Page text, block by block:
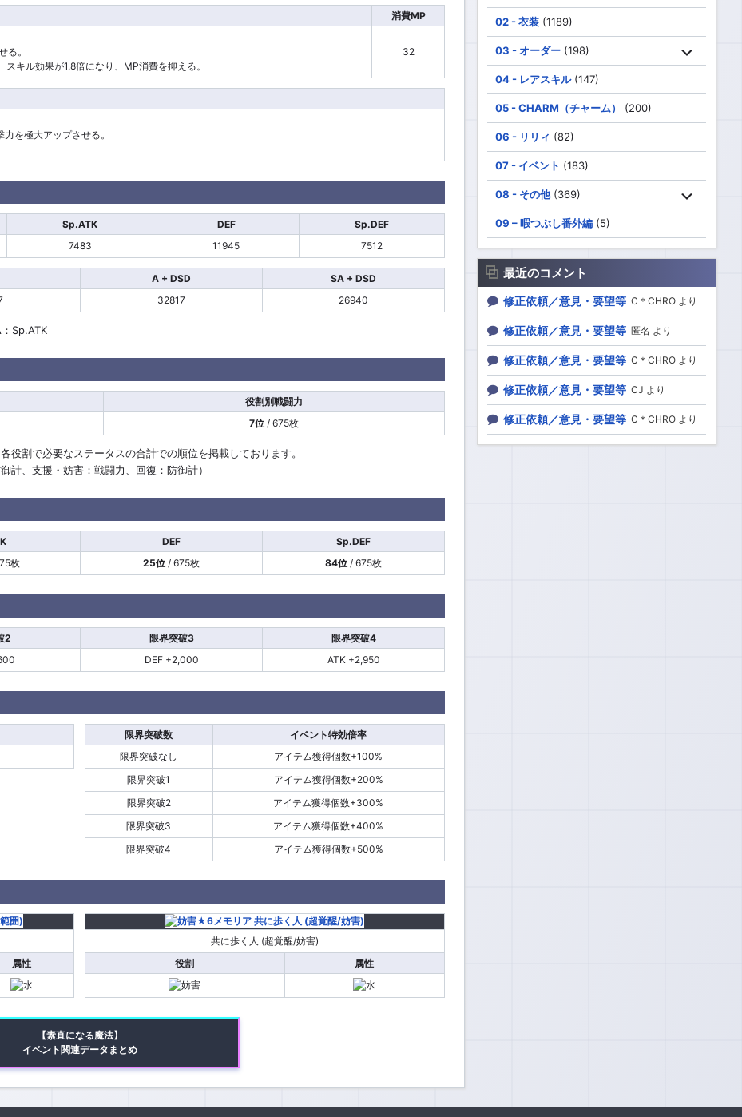
消費MP
る。
キル効果が1.8倍になり、MP消費を抑える。
32
を極大アップさせる。
Sp.ATK DEF
Sp.DEF
7483 11945 7512
A + DSD
SA + DSD
32817 26940
Sp.ATK
役割別戦闘力
7位 / 675枚
割で必要なステータスの合計での順位を掲載しております。
計、支援・妨害：戦闘力、回復：防御計）
DEF
Sp.DEF
枚 25位 / 675枚 84位 / 675枚
2 限界突破3
限界突破4
DEF +2,000 ATK +2,950
限界突破数
イベント特効倍率
限界突破なし
アイテム獲得個数+100%
限界突破1
アイテム獲得個数+200%
限界突破2
アイテム獲得個数+300%
限界突破3
アイテム獲得個数+400%
限界突破4
アイテム獲得個数+500%
属性
共に歩く人 (超覚醒/妨害)
役割
属性
【素直になる魔法】
イベント関連データまとめ
02 - 衣装 (1189)
03 - オーダー (198)
04 - レアスキル(147)
05 - CHARM（チャーム） (200)
06 - リリィ (82)
07 - イベント (183)
08 - その他(369)
09 – 暇つぶし番外編 (5)
最近のコメント
修正依頼／意見・要望等 C＊CHRO より
修正依頼／意見・要望等 匿名 より
修正依頼／意見・要望等 C＊CHRO より
修正依頼／意見・要望等 CJ より
修正依頼／意見・要望等 C＊CHRO より